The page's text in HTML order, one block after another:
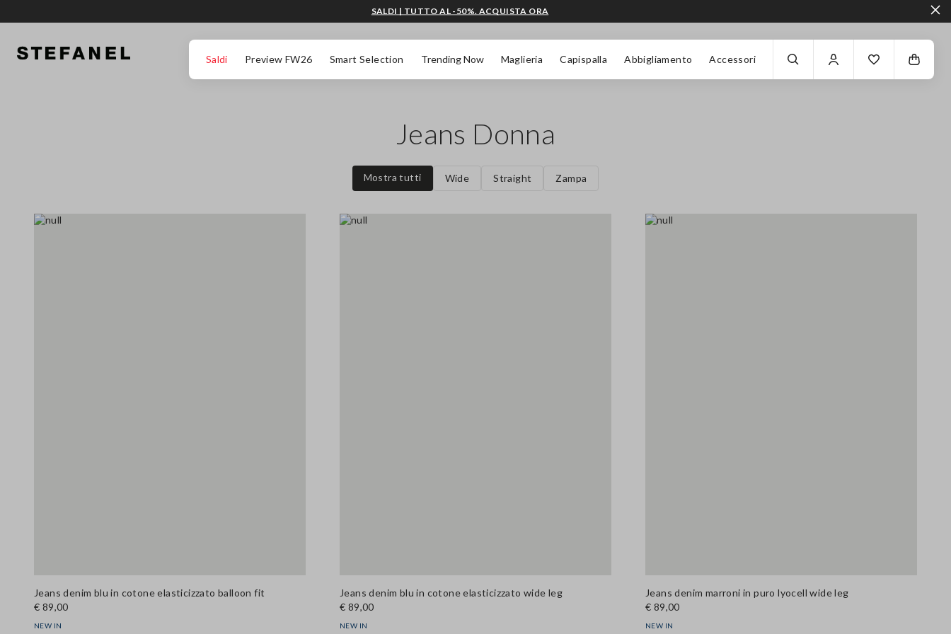
Saldi Preview FW26 Smart Selection Trending Now Maglieria Capispalla Abbigliamento Accessori
SALDI | TUTTO AL -50%. ACQUISTA ORA
Jeans Donna
Mostra tutti Wide Straight Zampa
Jeans denim blu in cotone elasticizzato balloon fit
€ 89,00
NEW IN
Jeans denim blu in cotone elasticizzato wide leg
€ 89,00
NEW IN
Jeans denim marroni in puro lyocell wide leg
€ 89,00
NEW IN